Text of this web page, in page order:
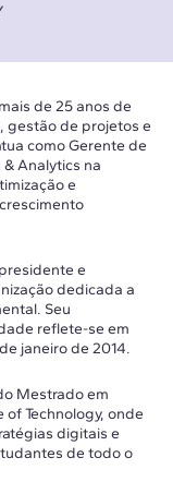
de 25 anos de
gestão de projetos e
como Gerente de
Analytics na
e
e
dedicada a
Seu
reflete-se em
janeiro de 2014.
Mestrado em
of Technology, onde
digitais e
de todo o